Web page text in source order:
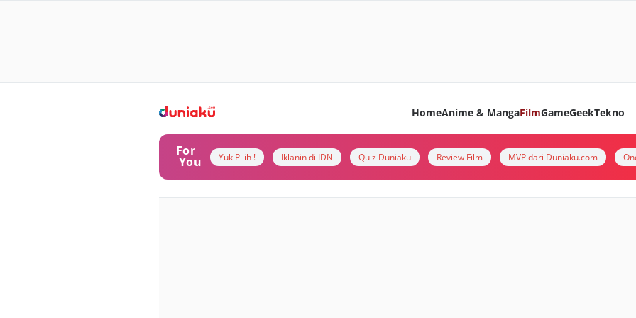
HomeAnime & MangaFilmGameGeekTekno
For
You Yuk Pilih ! Iklanin di IDN Quiz Duniaku Review Film MVP dari Duniaku.com